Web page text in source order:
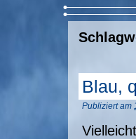
Blau,
Publiziert am